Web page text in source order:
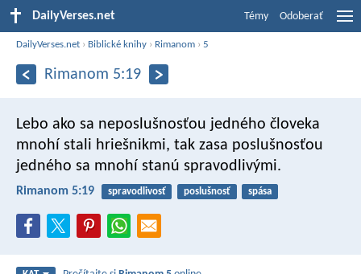
DailyVerses.net Témy Odoberať
DailyVerses.net › Biblické knihy › Rimanom ›5
Rimanom 5:19
Lebo ako sa neposlušnosťou jedného človeka
mnohí stali hriešnikmi, tak zasa poslušnosťou
jedného sa mnohí stanú spravodlivými.
Rimanom 5:19 spravodlivosť poslušnosť spása